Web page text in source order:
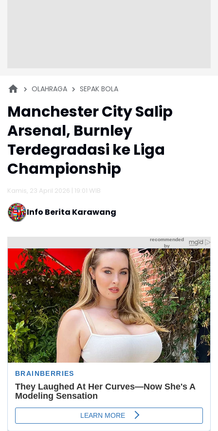
OLAHRAGA SEPAK BOLA
Manchester City Salip
Arsenal, Burnley
Terdegradasi ke Liga
Championship
Kamis, 23 April 2026 | 19:01 WIB
Info Berita Karawang